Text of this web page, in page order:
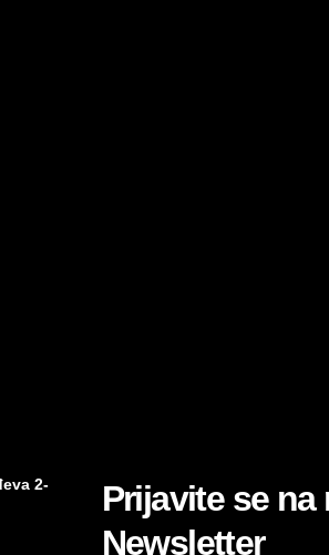
2-
Prijavite se na
Newsletter